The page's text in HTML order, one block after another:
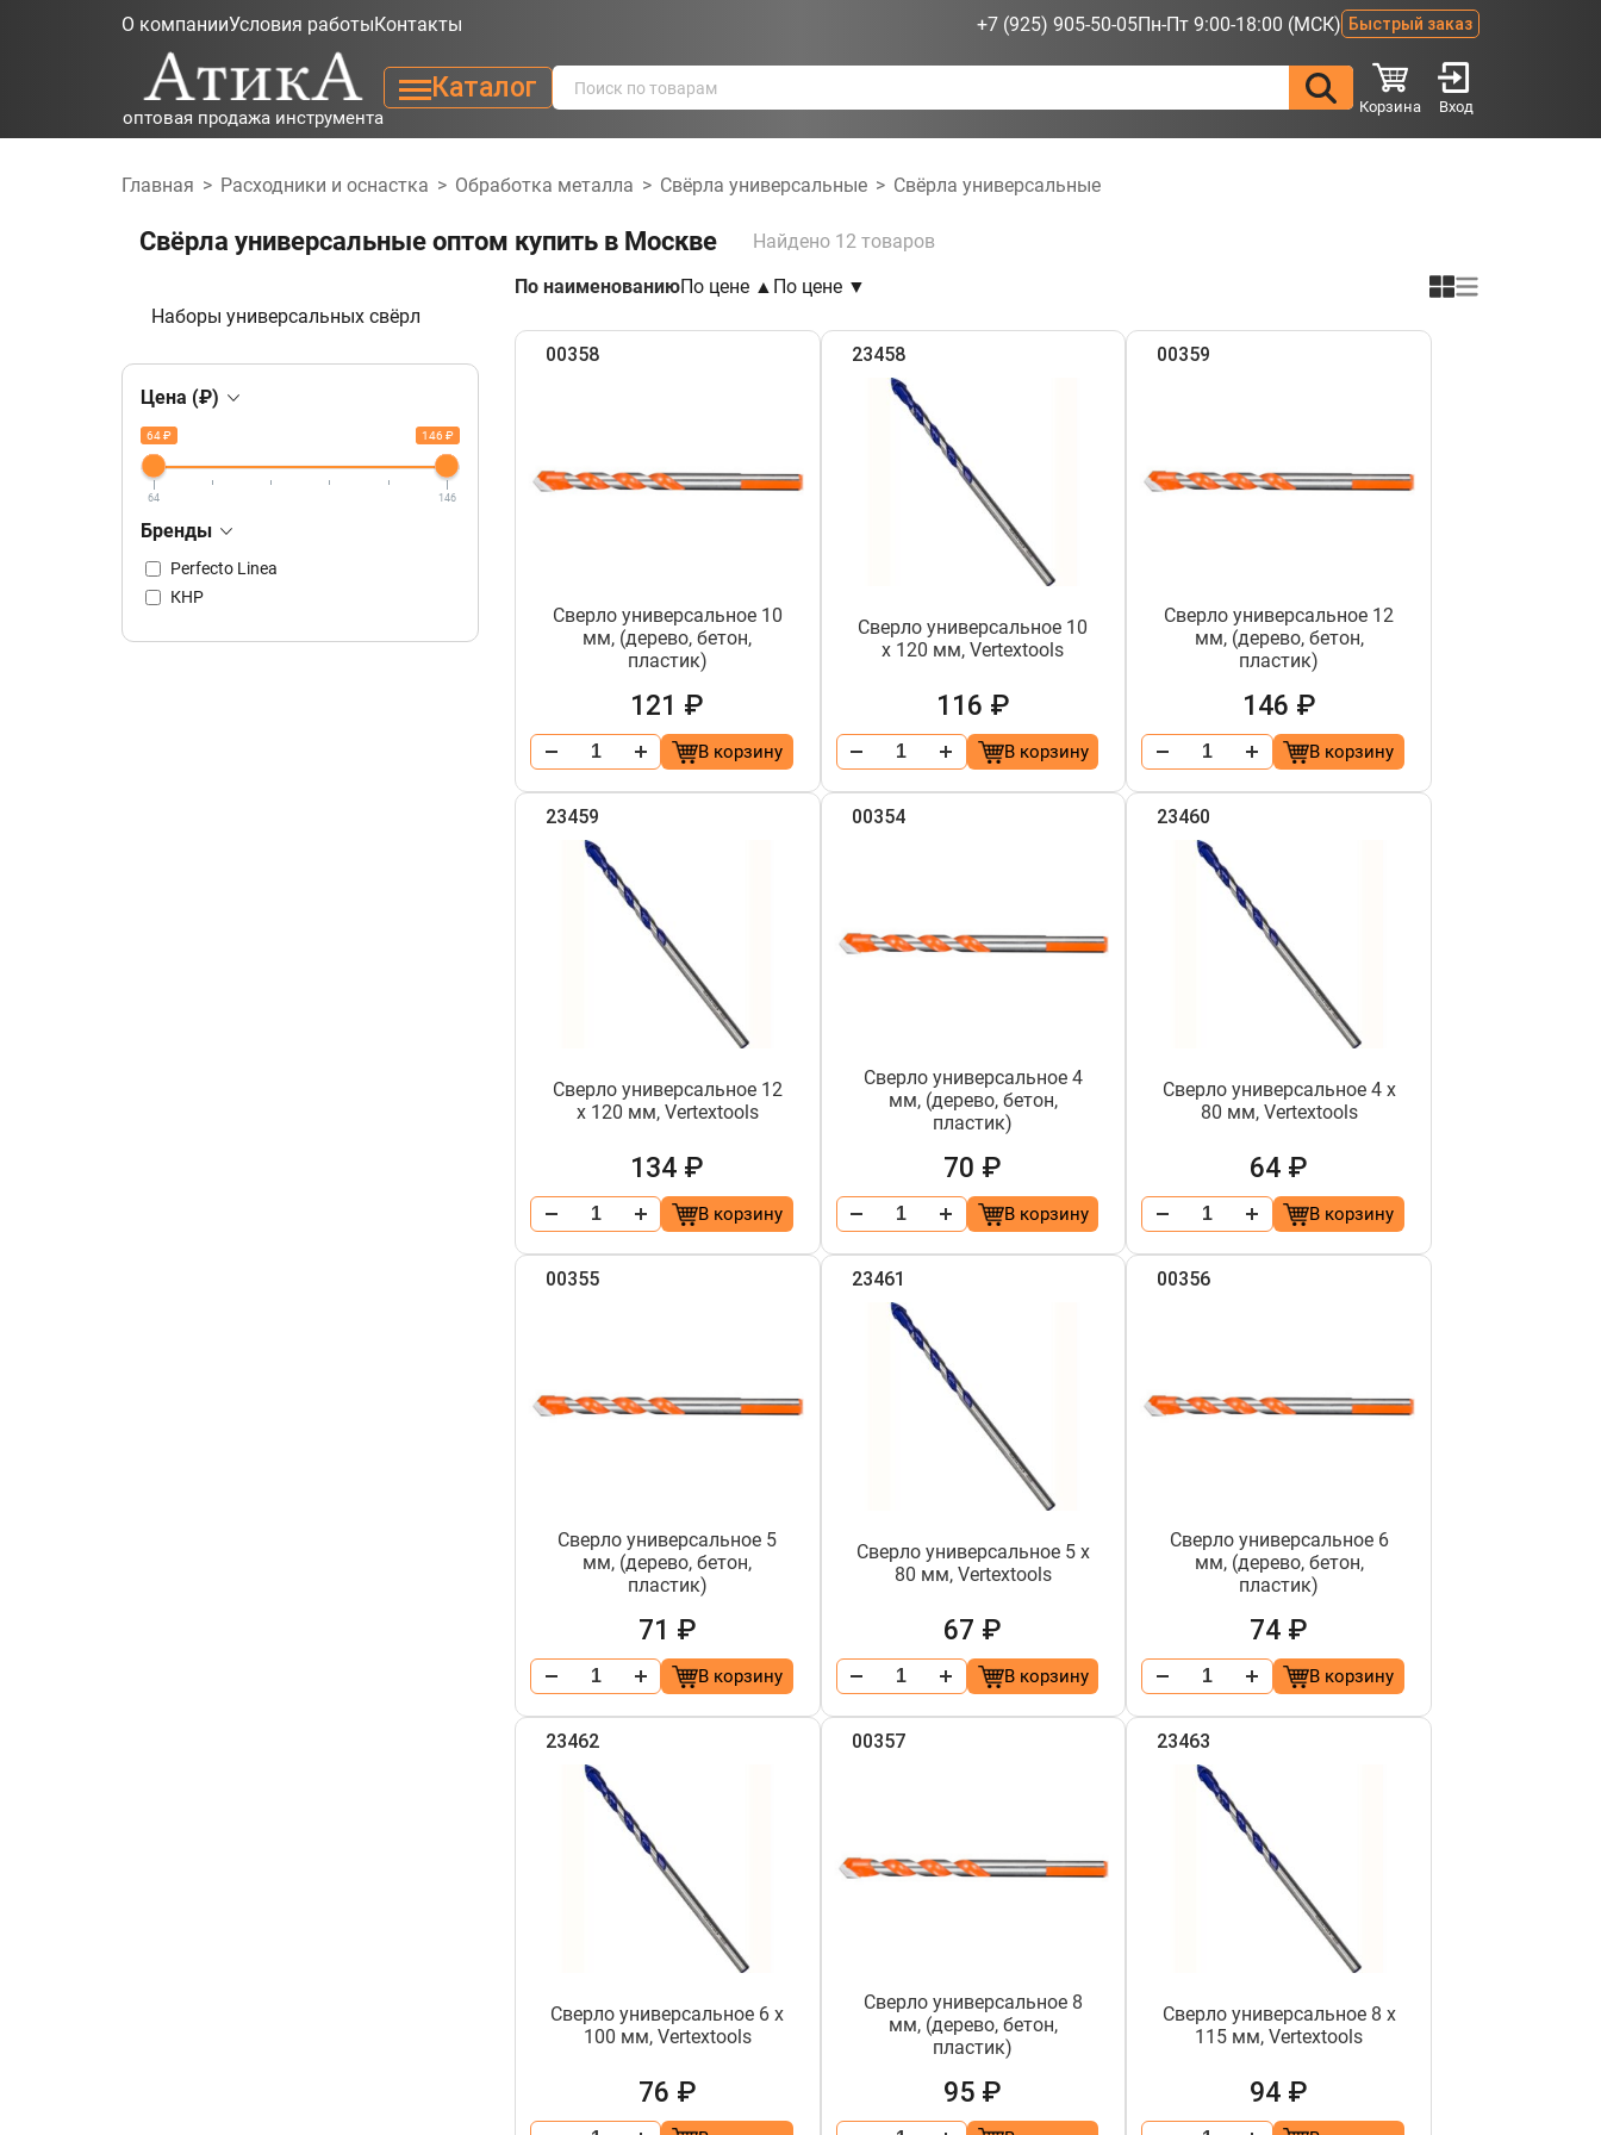
О компанииУсловия работыКонтакты +7 (925) 905-50-05Пн-Пт 9:00-18:00 (МСК) Быстрый заказ
оптовая продажа инструмента
Каталог
Корзина Вход
Главная > Расходники и оснастка > Обработка металла > Свёрла универсальные > Свёрла универсальные
Свёрла универсальные оптом купить в Москве Найдено 12 товаров
Наборы универсальных свёрл
Цена (₽)
64 ₽ 146 ₽
64 146
Бренды
Perfecto Linea
КНР
По наименованиюПо цене ▲ По цене ▼
00358
Сверло универсальное 10
мм, (дерево, бетон,
пластик)
121 ₽
В корзину
23458
Сверло универсальное 10
х 120 мм, Vertextools
116 ₽
В корзину
00359
Сверло универсальное 12
мм, (дерево, бетон,
пластик)
146 ₽
В корзину
23459
Сверло универсальное 12
х 120 мм, Vertextools
134 ₽
В корзину
00354
Сверло универсальное 4
мм, (дерево, бетон,
пластик)
70 ₽
В корзину
23460
Сверло универсальное 4 х
80 мм, Vertextools
64 ₽
В корзину
00355
Сверло универсальное 5
мм, (дерево, бетон,
пластик)
71 ₽
В корзину
23461
Сверло универсальное 5 х
80 мм, Vertextools
67 ₽
В корзину
00356
Сверло универсальное 6
мм, (дерево, бетон,
пластик)
74 ₽
В корзину
23462
Сверло универсальное 6 х
100 мм, Vertextools
76 ₽
00357
Сверло универсальное 8
мм, (дерево, бетон,
пластик)
95 ₽
23463
Сверло универсальное 8 х
115 мм, Vertextools
94 ₽